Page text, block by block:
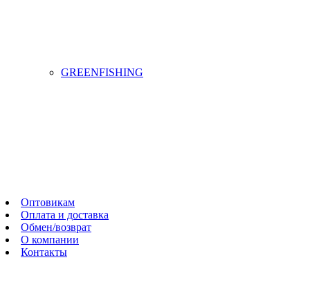
GREENFISHING
Оптовикам
Оплата и доставка
Обмен/возврат
О компании
Контакты